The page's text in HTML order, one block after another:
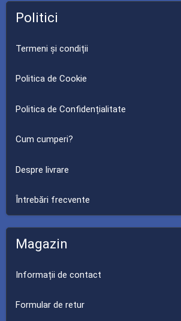
Politici
Termeni și condiții
Politica de Cookie
Politica de Confidențialitate
Cum cumperi?
Despre livrare
Întrebări frecvente
Magazin
Informații de contact
Formular de retur